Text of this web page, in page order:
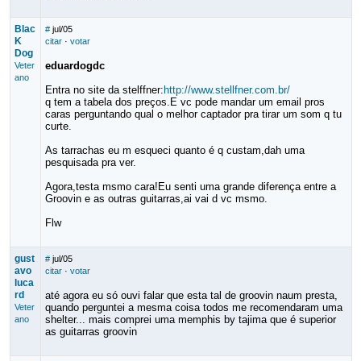
Blac
K
Dog
Veter
ano
# jul/05
citar· votar
eduardogdc
Entra no site da stelffner: http://www.stellfner.com.br/
q tem a tabela dos preços.E vc pode mandar um email pros
caras perguntando qual o melhor captador pra tirar um som q tu
curte.
As tarrachas eu m esqueci quanto é q custam,dah uma
pesquisada pra ver.
Agora,testa msmo cara!Eu senti uma grande diferença entre a
Groovin e as outras guitarras,ai vai d vc msmo.
Flw
gust
avo
luca
rd
Veter
ano
# jul/05
citar· votar
até agora eu só ouvi falar que esta tal de groovin naum presta,
quando perguntei a mesma coisa todos me recomendaram uma
shelter... mais comprei uma memphis by tajima que é superior
as guitarras groovin